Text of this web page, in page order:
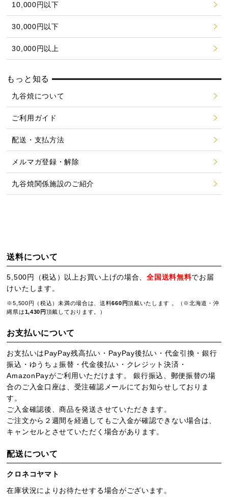
10,000円以下
30,000円以下
30,000円以上
もっと知る
九谷焼について
ご利用ガイド
配送・支払方法
メルマガ登録・解除
九谷焼関係施設のご紹介
送料について
5,500円（税込）以上お買い上げの場合、全国送料無料でお届
けいたします。
※5,500円（税込）未満の場合は、送料660円頂戴いたします 。（※北海道・沖
縄県は1,430円 頂戴しております。）
お支払いについて
お支払いはPayPay残高払い・PayPay後払い・代金引換・銀行
振込・ゆうちょ振替・代金後払い・クレジット決済・
AmazonPayがご利用いただけます。 銀行振込、郵便振替の場
合のご入金口座は、受注確認メールにてお知らせしておりま
す。
ご入金確認後、商品を発送させていただきます。
ご注文から２週間を経過してもご入金が確認できない場合は、
キャンセルとさせていただく場合があります。
配送について
クロネコヤマト
在庫状況によりお待たせする場合がございます。